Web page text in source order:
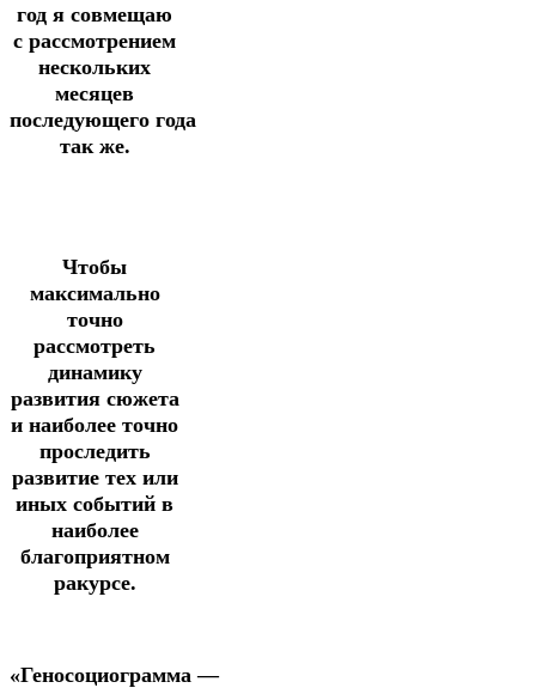
год я совмещаю
с рассмотрением
нескольких
месяцев
последующего года
так же.
Чтобы
максимально
точно
рассмотреть
динамику
развития сюжета
и наиболее точно
проследить
развитие тех или
иных событий в
наиболее
благоприятном
ракурсе.
«Геносоциограмма —